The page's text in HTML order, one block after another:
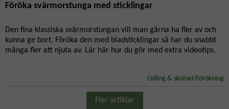
Föröka svärmorstunga med sticklingar
Den fina klassiska svärmorstungan vill man gärna ha fler av och
kunna ge bort. Föröka den med bladsticklingar så har du snabbt
många fler att njuta av. Lär här hur du gör med extra videotips.
Odling & skötsel/Förökning
Fler artiklar